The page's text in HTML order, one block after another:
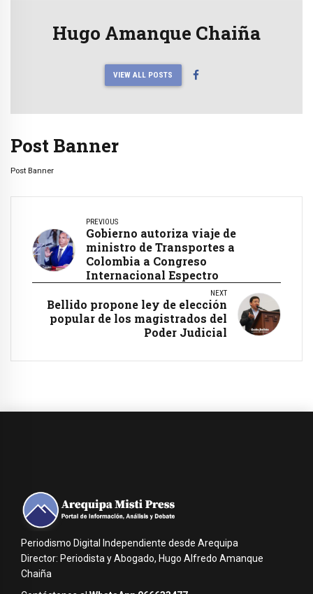
Hugo Amanque Chaiña
VIEW ALL POSTS
Post Banner
Post Banner
PREVIOUS
Gobierno autoriza viaje de
ministro de Transportes a
Colombia a Congreso
Internacional Espectro
NEXT
Bellido propone ley de elección
popular de los magistrados del
Poder Judicial
Periodismo Digital Independiente desde Arequipa
Director: Periodista y Abogado, Hugo Alfredo Amanque
Chaiña